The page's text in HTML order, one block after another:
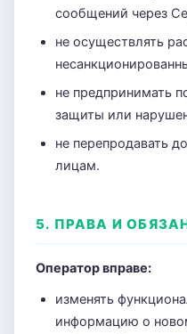
сообщений через
не осуществлять
не предпринимать
защиты или
не перепродавать
лицам.
5. ПРАВА И
Оператор вправе:
изменять
информацию о